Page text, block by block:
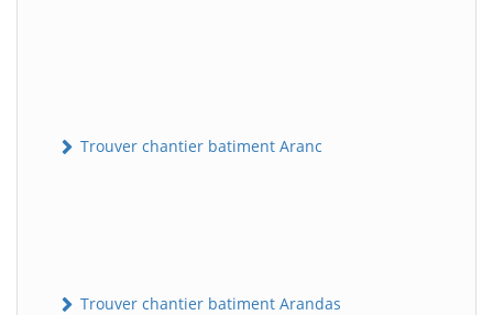
Trouver chantier batiment Aranc
Trouver chantier batiment Arandas